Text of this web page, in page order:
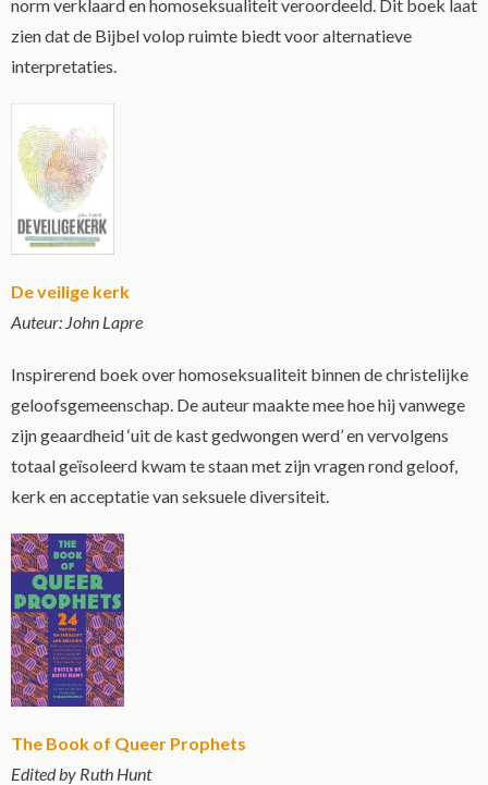
norm verklaard en homoseksualiteit veroordeeld. Dit boek laat
zien dat de Bijbel volop ruimte biedt voor alternatieve
interpretaties.
De veilige kerk
Auteur: John Lapre
Inspirerend boek over homoseksualiteit binnen de christelijke
geloofsgemeenschap. De auteur maakte mee hoe hij vanwege
zijn geaardheid ‘uit de kast gedwongen werd’ en vervolgens
totaal geïsoleerd kwam te staan met zijn vragen rond geloof,
kerk en acceptatie van seksuele diversiteit.
The Book of Queer Prophets
Edited by Ruth Hunt